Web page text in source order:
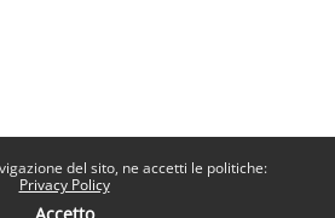
del sito, ne accetti le politiche:
Privacy Policy